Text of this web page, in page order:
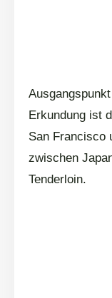
Erkundung ist
San Francisco
zwischen
Tenderloin.